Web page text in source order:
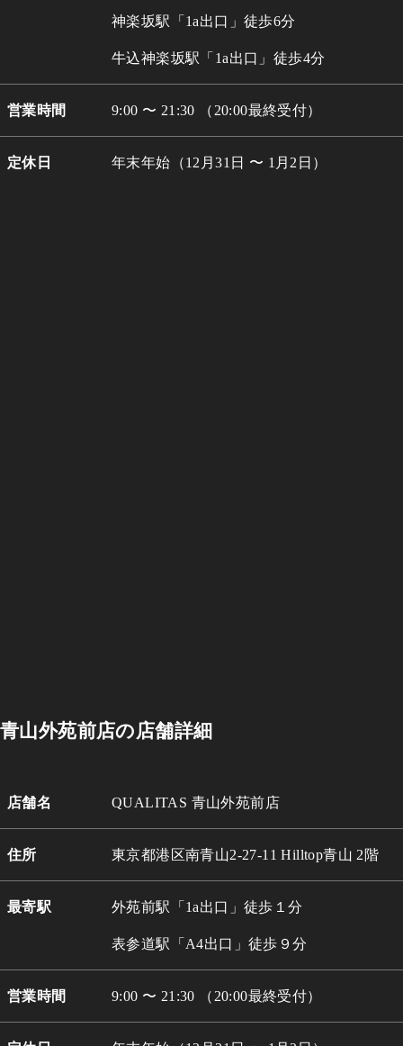
神楽坂駅「1a出口」徒歩6分
牛込神楽坂駅「1a出口」徒歩4分
営業時間 9:00 〜 21:30 （20:00最終受付）
定休日 年末年始（12月31日 〜 1月2日）
青山外苑前店の店舗詳細
店舗名 QUALITAS 青山外苑前店
住所 東京都港区南青山2-27-11 Hilltop青山 2階
最寄駅 外苑前駅「1a出口」徒歩１分
表参道駅「A4出口」徒歩９分
営業時間 9:00 〜 21:30 （20:00最終受付）